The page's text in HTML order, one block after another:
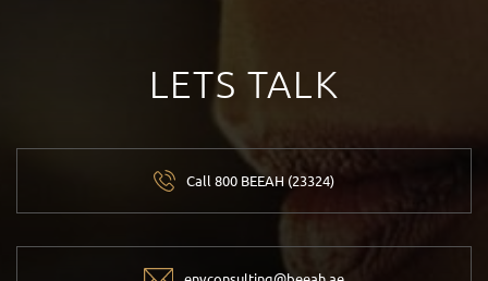
LETS TALK
Call 800 BEEAH (23324)